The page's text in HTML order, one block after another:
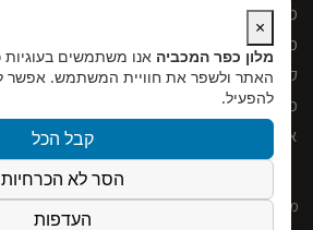
מבצעים וחבילות
מרכז ספא ובריאות
קולינריה
מתקנים
אירועים וכנסים
גלריה
מדיניות פרטיות הצהרת נגישות שינוי/ביטול הזמנה
×
מלון כפר המכביה אנו משתמשים
האתר ולשפר את חוויית המשתמש. אפשר
להפעיל.
קבל הכל
הסר לא הכרחיות
העדפות